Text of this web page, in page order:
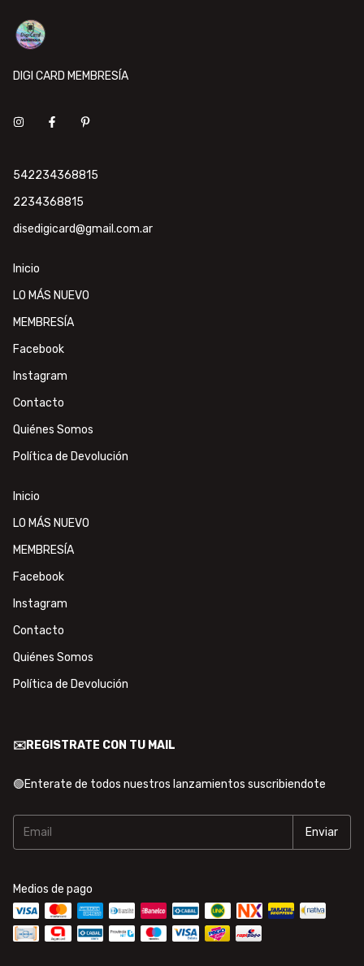
DIGI CARD MEMBRESÍA
542234368815
2234368815
disedigicard@gmail.com.ar
Inicio
LO MÁS NUEVO
MEMBRESÍA
Facebook
Instagram
Contacto
Quiénes Somos
Política de Devolución
Inicio
LO MÁS NUEVO
MEMBRESÍA
Facebook
Instagram
Contacto
Quiénes Somos
Política de Devolución
✉️REGISTRATE CON TU MAIL
🟢Enterate de todos nuestros lanzamientos suscribiendote
Medios de pago